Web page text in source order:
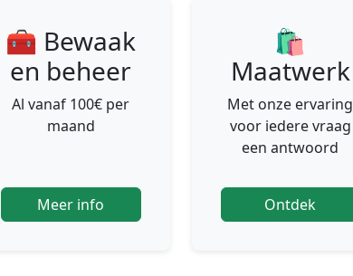
🧰 Bewaak
en beheer
Al vanaf 100€ per
maand
Meer info
🛍
Maatwerk
Met onze ervaring
voor iedere vraag
een antwoord
Ontdek